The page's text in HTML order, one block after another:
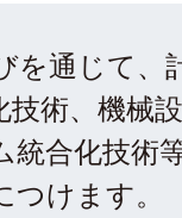
を通じて、
術、機械
統合化技術
けます。